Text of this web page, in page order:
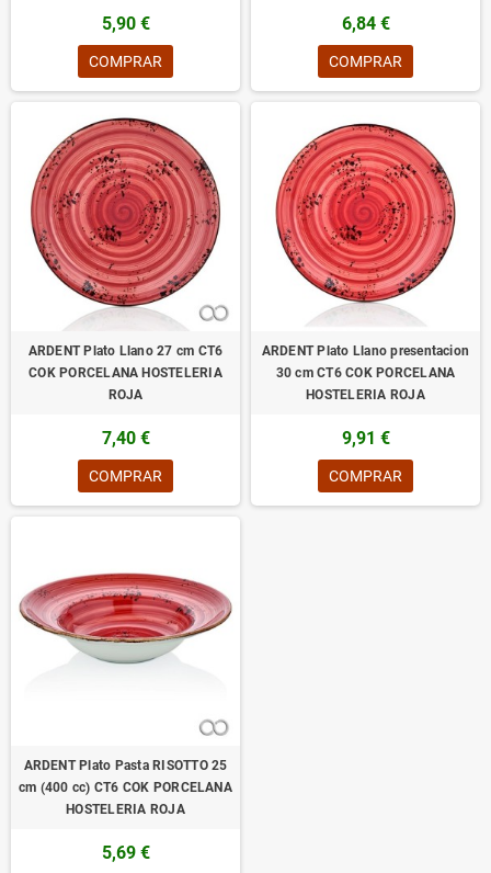
5,90 €
COMPRAR
6,84 €
COMPRAR
ARDENT Plato Llano 27 cm CT6
COK PORCELANA HOSTELERIA
ROJA
7,40 €
COMPRAR
ARDENT Plato Llano presentacion
30 cm CT6 COK PORCELANA
HOSTELERIA ROJA
9,91 €
COMPRAR
ARDENT Plato Pasta RISOTTO 25
cm (400 cc) CT6 COK PORCELANA
HOSTELERIA ROJA
5,69 €